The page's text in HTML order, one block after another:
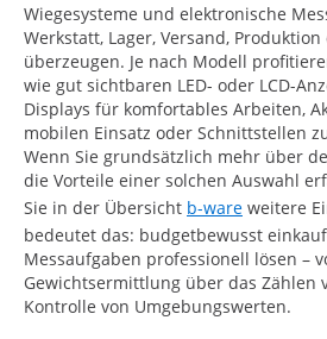
Wiegesysteme und elektronische
Werkstatt, Lager, Versand,
überzeugen. Je nach Modell
wie gut sichtbaren LED- oder LCD-
Displays für komfortables Arbeiten,
mobilen Einsatz oder Schnittstellen
Wenn Sie grundsätzlich mehr über
die Vorteile einer solchen Auswahl
Sie in der Übersicht b-ware weitere
bedeutet das: budgetbewusst
Messaufgaben professionell lösen –
Gewichtsermittlung über das Zählen
Kontrolle von Umgebungswerten.